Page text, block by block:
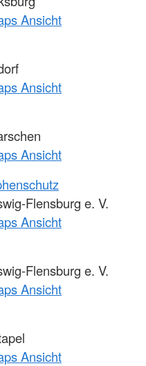
Ansicht
Ansicht
Ansicht
Flensburg e. V.
Ansicht
Flensburg e. V.
Ansicht
Ansicht